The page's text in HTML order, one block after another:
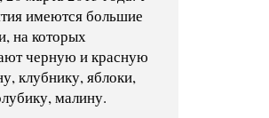
имеются большие
на которых
черную и красную
клубнику, яблоки,
малину.